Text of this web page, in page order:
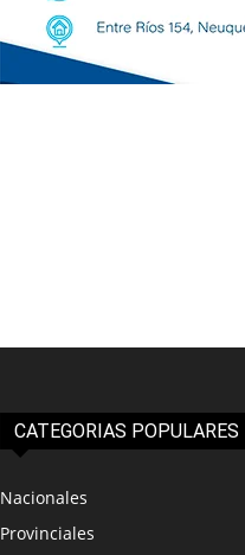
CATEGORIAS POPULARES
Nacionales
Provinciales